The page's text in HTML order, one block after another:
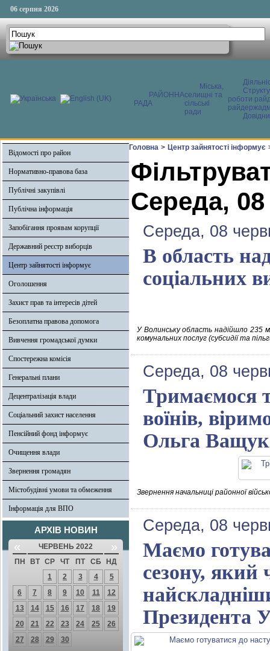
06 серпня 2026
РАЙОННА
РАДА
Міська,
селищні та
сільські
ради
роботи
Відомості про район
Нормативно-правова база
Публічні закупівлі
Публічна інформація
Запобігання проявам корупції
Державний реєстр виборців
Центр зайнятості інформує
Оголошення
Захист прав та інтересів дітей
Безоплатна правова допомога
Вивчення громадської думки
Спостережна комісія
Генеральні плани
Децентралізація влади
Соціальний захист населення
Пенсійний фонд інформує
Очищення влади
Звернення громадян
Містобудівні умови та обмеження
Інформація для ВПО
АРХІВ НОВИН
« ЧЕРВЕНЬ 2022 »
ПН ВТ СР ЧТ ПТ СБ
НД
1
2 3 4
5
6
7 8 9 10 11
12
13
14 15 16 17 18
19
20
21 22 23 24 25
26
27
28 29 30
Головна > Центр зайнятості інформує
Середа,
Середа, 08
В область
соціальних
У Волинську область надійшло 235
комунальних послуг (субсидії та
Середа, 08
Тримаємося
воїнів,
Ольга Ващук
Звернення начальниці районної
Середа, 08
Маємо
сезону, який
Президента